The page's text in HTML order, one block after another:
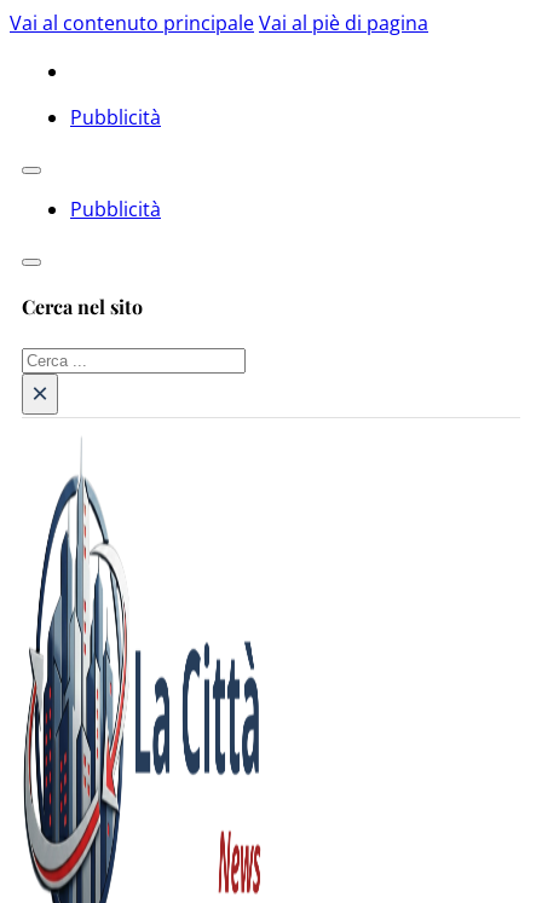
Vai al contenuto principaleVai al piè di pagina
Pubblicità
Pubblicità
Cerca nel sito
Cerca
×